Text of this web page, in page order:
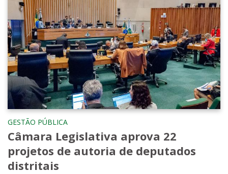
GESTÃO PÚBLICA
Câmara Legislativa aprova 22
projetos de autoria de deputados
distritais